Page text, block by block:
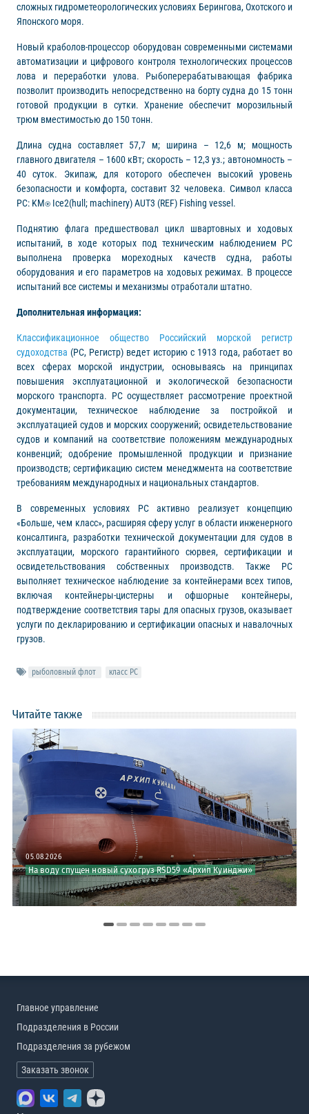
сложных гидрометеорологических условиях Берингова, Охотского и
Японского моря.
Новый краболов-процессор оборудован современными системами
автоматизации и цифрового контроля технологических процессов
лова и переработки улова. Рыбоперерабатывающая фабрика
позволит производить непосредственно на борту судна до 15 тонн
готовой продукции в сутки. Хранение обеспечит морозильный
трюм вместимостью до 150 тонн.
Длина судна составляет 57,7 м; ширина – 12,6 м; мощность
главного двигателя – 1600 кВт; скорость – 12,3 уз.; автономность –
40 суток. Экипаж, для которого обеспечен высокий уровень
безопасности и комфорта, составит 32 человека. Символ класса
РС: KM⍟ Ice2(hull; machinery) AUT3 (REF) Fishing vessel.
Поднятию флага предшествовал цикл швартовных и ходовых
испытаний, в ходе которых под техническим наблюдением РС
выполнена проверка мореходных качеств судна, работы
оборудования и его параметров на ходовых режимах. В процессе
испытаний все системы и механизмы отработали штатно.
Дополнительная информация:
Классификационное общество Российский морской регистр
судоходства (РС, Регистр) ведет историю с 1913 года, работает во
всех сферах морской индустрии, основываясь на принципах
повышения эксплуатационной и экологической безопасности
морского транспорта. РС осуществляет рассмотрение проектной
документации, техническое наблюдение за постройкой и
эксплуатацией судов и морских сооружений; освидетельствование
судов и компаний на соответствие положениям международных
конвенций; одобрение промышленной продукции и признание
производств; сертификацию систем менеджмента на соответствие
требованиям международных и национальных стандартов.
В современных условиях РС активно реализует концепцию
«Больше, чем класс», расширяя сферу услуг в области инженерного
консалтинга, разработки технической документации для судов в
эксплуатации, морского гарантийного сюрвея, сертификации и
освидетельствования собственных производств. Также РС
выполняет техническое наблюдение за контейнерами всех типов,
включая контейнеры-цистерны и офшорные контейнеры,
подтверждение соответствия тары для опасных грузов, оказывает
услуги по декларированию и сертификации опасных и навалочных
грузов.
рыболовный флот класс РС
Читайте также
05.08.2026
На воду спущен новый сухогруз RSD59 «Архип Куинджи»
30.07.2026
РС принял участие в совещании по безопасности круизных судов
Главное управление
Подразделения в России
Подразделения за рубежом
Заказать звонок